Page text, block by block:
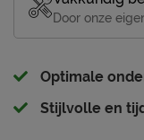
Door onze
Optimale
Stijlvolle en